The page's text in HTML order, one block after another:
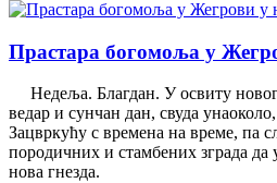
Прастара богомоља у
Недеља. Благдан. У освиту новог
ведар и сунчан дан, свуда
Зацвркућу с времена на време, па
породичних и стамбених зграда да
нова гнезда.